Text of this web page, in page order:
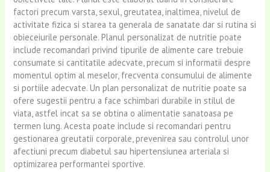
factori precum varsta, sexul, greutatea, inaltimea, nivelul de
activitate fizica si starea ta generala de sanatate dar si rutina si
obieceiurile personale. Planul personalizat de nutritie poate
include recomandari privind tipurile de alimente care trebuie
consumate si cantitatile adecvate, precum si informatii despre
momentul optim al meselor, frecventa consumului de alimente
si portiile adecvate. Un plan personalizat de nutritie poate sa
ofere sugestii pentru a face schimbari durabile in stilul de
viata, astfel incat sa se obtina o alimentatie sanatoasa pe
termen lung. Acesta poate include si recomandari pentru
gestionarea greutatii corporale, prevenirea sau controlul unor
afectiuni precum diabetul sau hipertensiunea arteriala si
optimizarea performantei sportive.